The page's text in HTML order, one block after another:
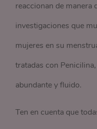
reaccionan de manera
investigaciones que
mujeres en su
tratadas con
abundante y fluido.
Ten en cuenta que